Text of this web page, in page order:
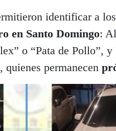
identificar a
en Santo Domingo:
o “Pata de Pollo”,
quienes permanecen